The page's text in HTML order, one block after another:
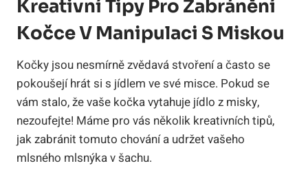
Kreativní Tipy Pro Zabránění
Kočce V Manipulaci S Miskou
Kočky jsou nesmírně zvědavá stvoření a často se
pokoušejí hrát si s jídlem ve své misce. Pokud se
vám stalo, že vaše kočka vytahuje jídlo z misky,
nezoufejte! Máme pro vás několik kreativních tipů,
jak zabránit tomuto chování a udržet vašeho
mlsného mlsnýka v šachu.